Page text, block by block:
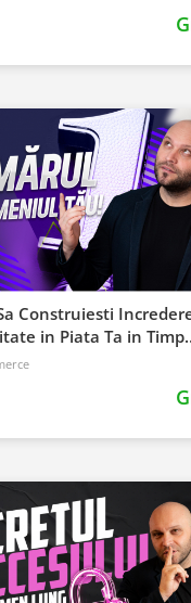
Construiesti
in Piata Ta in Timp